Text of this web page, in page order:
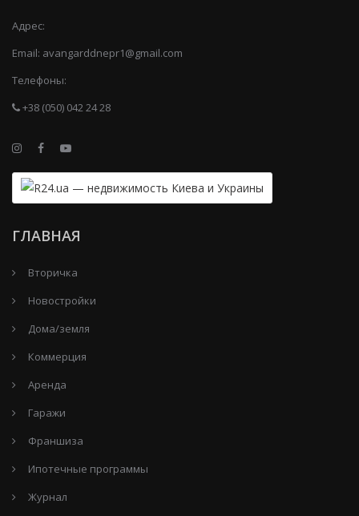
Адрес:
Email: avangarddnepr1@gmail.com
Телефоны:
+38 (050) 042 24 28
ГЛАВНАЯ
Вторичка
Новостройки
Дома/земля
Коммерция
Аренда
Гаражи
Франшиза
Ипотечные программы
Журнал